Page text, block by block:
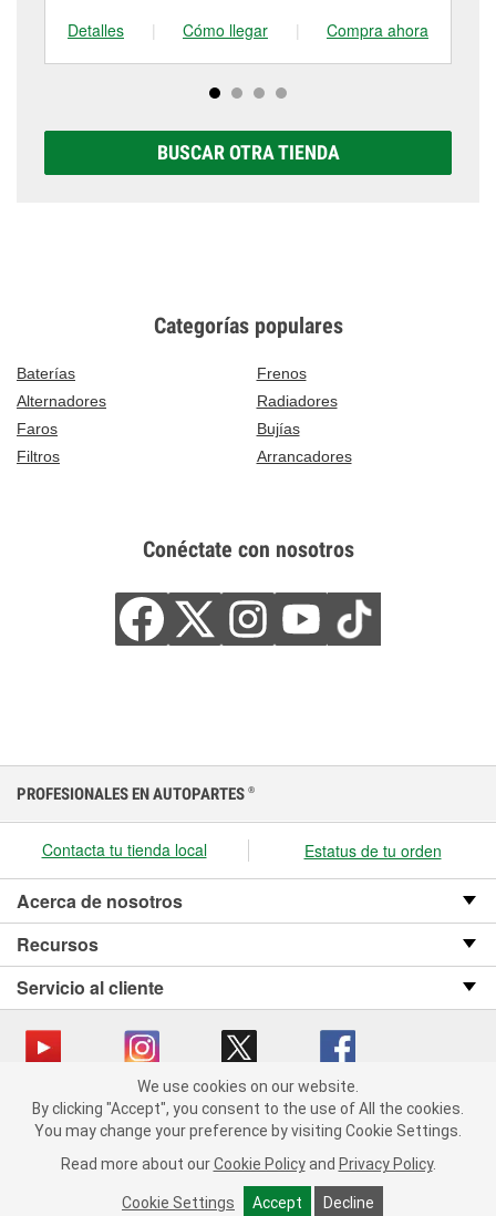
Detalles
| Cómo llegar | Compra ahora
BUSCAR OTRA TIENDA
Categorías populares
Baterías
Frenos
Alternadores
Radiadores
Faros
Bujías
Filtros
Arrancadores
Conéctate con nosotros
We use cookies on our website. By clicking "Accept", you consent
to the use of All the cookies.
You may change your preference by visiting Cookie Settings.
Read more about our Cookie Policy and Privacy Policy.
Cookie Settings Accept Decline
PROFESIONALES EN AUTOPARTES ®
Contacta tu tienda local Estatus de tu orden
Acerca de nosotros
Recursos
Servicio al cliente
Copyright © 2008-2026 O’Reilly Auto Parts v OST_3.2.0.0.729 (3) cv1361
catalog_main
Política de privacidad
Ley de transparencia en las cadenas de suministro
We use cookies on our website.
By clicking "Accept", you consent to the use of All the cookies.
You may change your preference by visiting Cookie Settings.
Read more about our Cookie Policy and Privacy Policy.
Cookie Settings Accept Decline